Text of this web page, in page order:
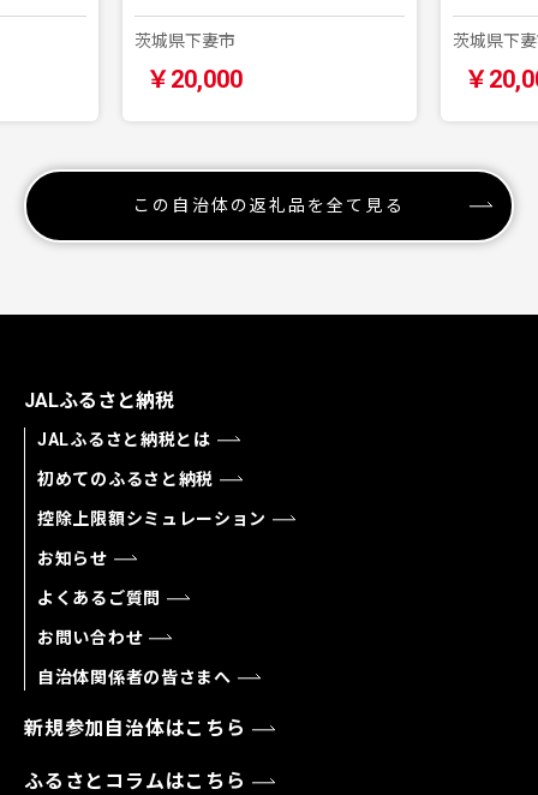
茨城県下妻市
￥20,000
茨城県下
￥
この自治体の返礼品を全て見る
JALふるさと納税
JALふるさと納税とは
初めてのふるさと納税
控除上限額シミュレーション
お知らせ
よくあるご質問
お問い合わせ
自治体関係者の皆さまへ
新規参加自治体はこちら
ふるさとコラムはこちら